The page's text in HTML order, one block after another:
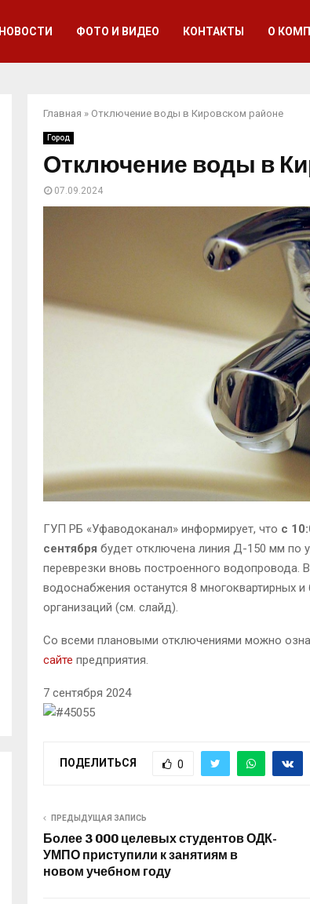
НОВОСТИ ФОТО И ВИДЕО КОНТАКТЫ О
Главная » Отключение воды в Кировском районе
Город
Отключение воды в
07.09.2024
ГУП РБ «Уфаводоканал» информирует, что с
сентября будет отключена линия Д-150 мм по
переврезки вновь построенного водопровода.
водоснабжения останутся 8 многоквартирных
организаций (см. слайд).
Со всеми плановыми отключениями можно
сайте предприятия.
7 сентября 2024
ПОДЕЛИТЬСЯ 0
ПРЕДЫДУЩАЯ ЗАПИСЬ
Более 3 000 целевых студентов ОДК-
УМПО приступили к занятиям в
новом учебном году